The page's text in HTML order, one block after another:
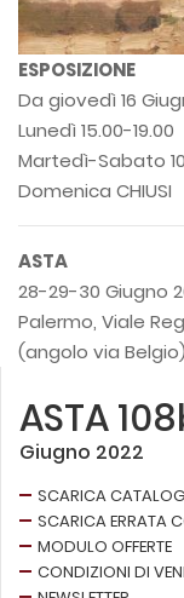
ESPOSIZIONE
Da giovedì 16
Lunedì 15.00-19.00
Martedì-Sabato
Domenica CHIUSI
ASTA
28-29-30 Giugno
Palermo, Viale
(angolo via Belgio)
ASTA
Giugno 2022
SCARICA
SCARICA ERRATA
MODULO OFFERTE
CONDIZIONI DI